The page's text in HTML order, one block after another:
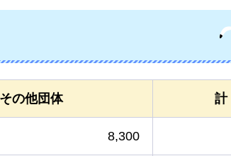
の他団体 計
8,300